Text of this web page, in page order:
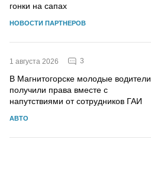
гонки на сапах
НОВОСТИ ПАРТНЕРОВ
1 августа 2026 3
В Магнитогорске молодые водители
получили права вместе с
напутствиями от сотрудников ГАИ
АВТО